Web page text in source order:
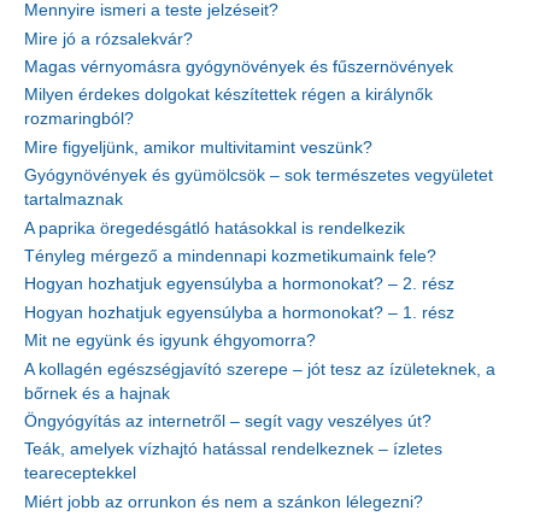
Mennyire ismeri a teste jelzéseit?
Mire jó a rózsalekvár?
Magas vérnyomásra gyógynövények és fűszernövények
Milyen érdekes dolgokat készítettek régen a királynők
rozmaringból?
Mire figyeljünk, amikor multivitamint veszünk?
Gyógynövények és gyümölcsök – sok természetes vegyületet
tartalmaznak
A paprika öregedésgátló hatásokkal is rendelkezik
Tényleg mérgező a mindennapi kozmetikumaink fele?
Hogyan hozhatjuk egyensúlyba a hormonokat? – 2. rész
Hogyan hozhatjuk egyensúlyba a hormonokat? – 1. rész
Mit ne együnk és igyunk éhgyomorra?
A kollagén egészségjavító szerepe – jót tesz az ízületeknek, a
bőrnek és a hajnak
Öngyógyítás az internetről – segít vagy veszélyes út?
Teák, amelyek vízhajtó hatással rendelkeznek – ízletes
teareceptekkel
Miért jobb az orrunkon és nem a szánkon lélegezni?